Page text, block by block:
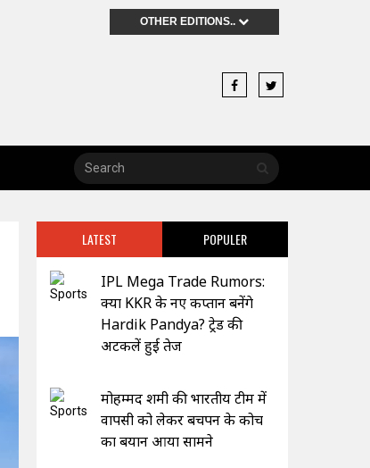
OTHER EDITIONS..
LATEST POPULER
IPL Mega Trade Rumors:
क्या KKR के नए कप्तान बनेंगे
Hardik Pandya? ट्रेड की
अटकलें हुई तेज
मोहम्मद शमी की भारतीय टीम में
वापसी को लेकर बचपन के कोच
का बयान आया सामने